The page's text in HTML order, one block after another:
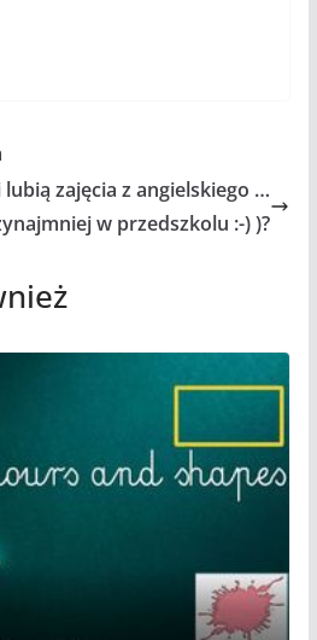
lubią zajęcia z angielskiego …
w przedszkolu :-) )?